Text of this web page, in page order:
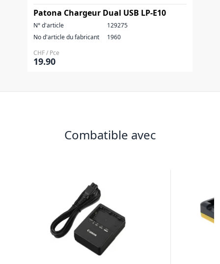
Patona Chargeur Dual USB LP-E10
N° d'article
129275
No d'article du fabricant
1960
CHF / Pce
19.90
Combatible avec